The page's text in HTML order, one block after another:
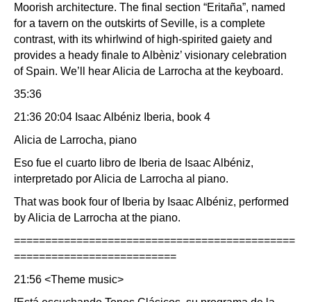
Moorish architecture. The final section “Eritaña”, named
for a tavern on the outskirts of Seville, is a complete
contrast, with its whirlwind of high-spirited gaiety and
provides a heady finale to Albèniz’ visionary celebration
of Spain. We’ll hear Alicia de Larrocha at the keyboard.
35:36
21:36 20:04 Isaac Albéniz Iberia, book 4
Alicia de Larrocha, piano
Eso fue el cuarto libro de Iberia de Isaac Albéniz,
interpretado por Alicia de Larrocha al piano.
That was book four of Iberia by Isaac Albéniz, performed
by Alicia de Larrocha at the piano.
=============================================
==========================
21:56 <Theme music>